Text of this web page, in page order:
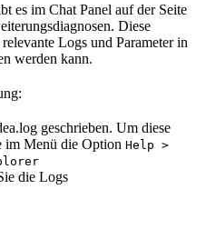
es im Chat Panel auf der Seite
Diese
Logs und Parameter in
werden kann.
geschrieben. Um diese
im Menü die Option Help >
die Logs